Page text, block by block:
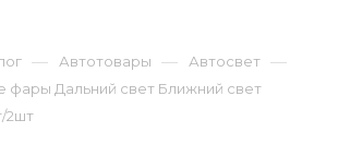
— Автотовары — Автосвет —
фары Дальний свет Ближний свет
2шт